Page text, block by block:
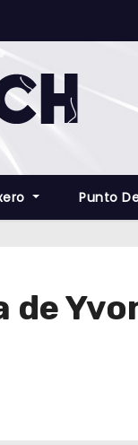
Punto